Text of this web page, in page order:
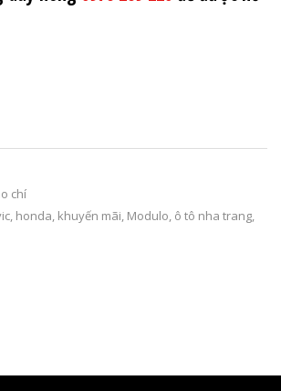
chí
, honda, khuyến mãi, Modulo, ô tô nha trang,